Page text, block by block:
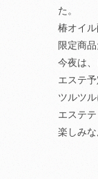
た。
椿オイル
限定商
今夜は
エステ予
ツルツル
エステ
楽しみな